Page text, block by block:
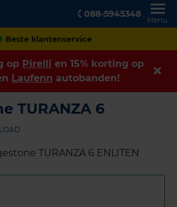
088-5945348
Menu
Achteraf betalen
op Pirelli en 15% korting op
Laufenn autobanden!
TURANZA 6